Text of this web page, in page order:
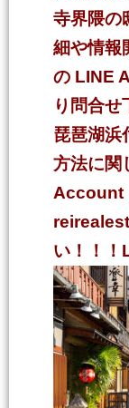
寺界隈の
細や情報
の LINE
り問合
琵琶湖浜
方法に関
Account
い！！！